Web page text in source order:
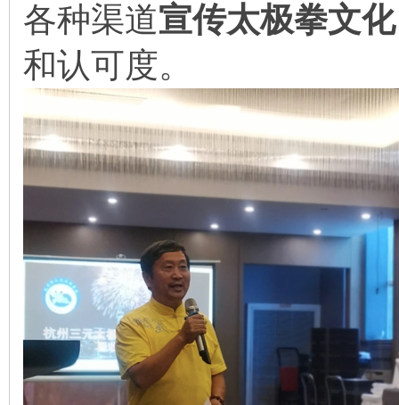
各种渠道宣传太极拳文化
和认可度。